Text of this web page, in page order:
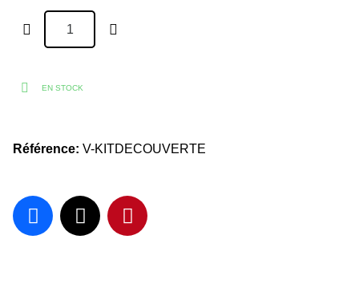
EN STOCK
Référence V-KITDECOUVERTE